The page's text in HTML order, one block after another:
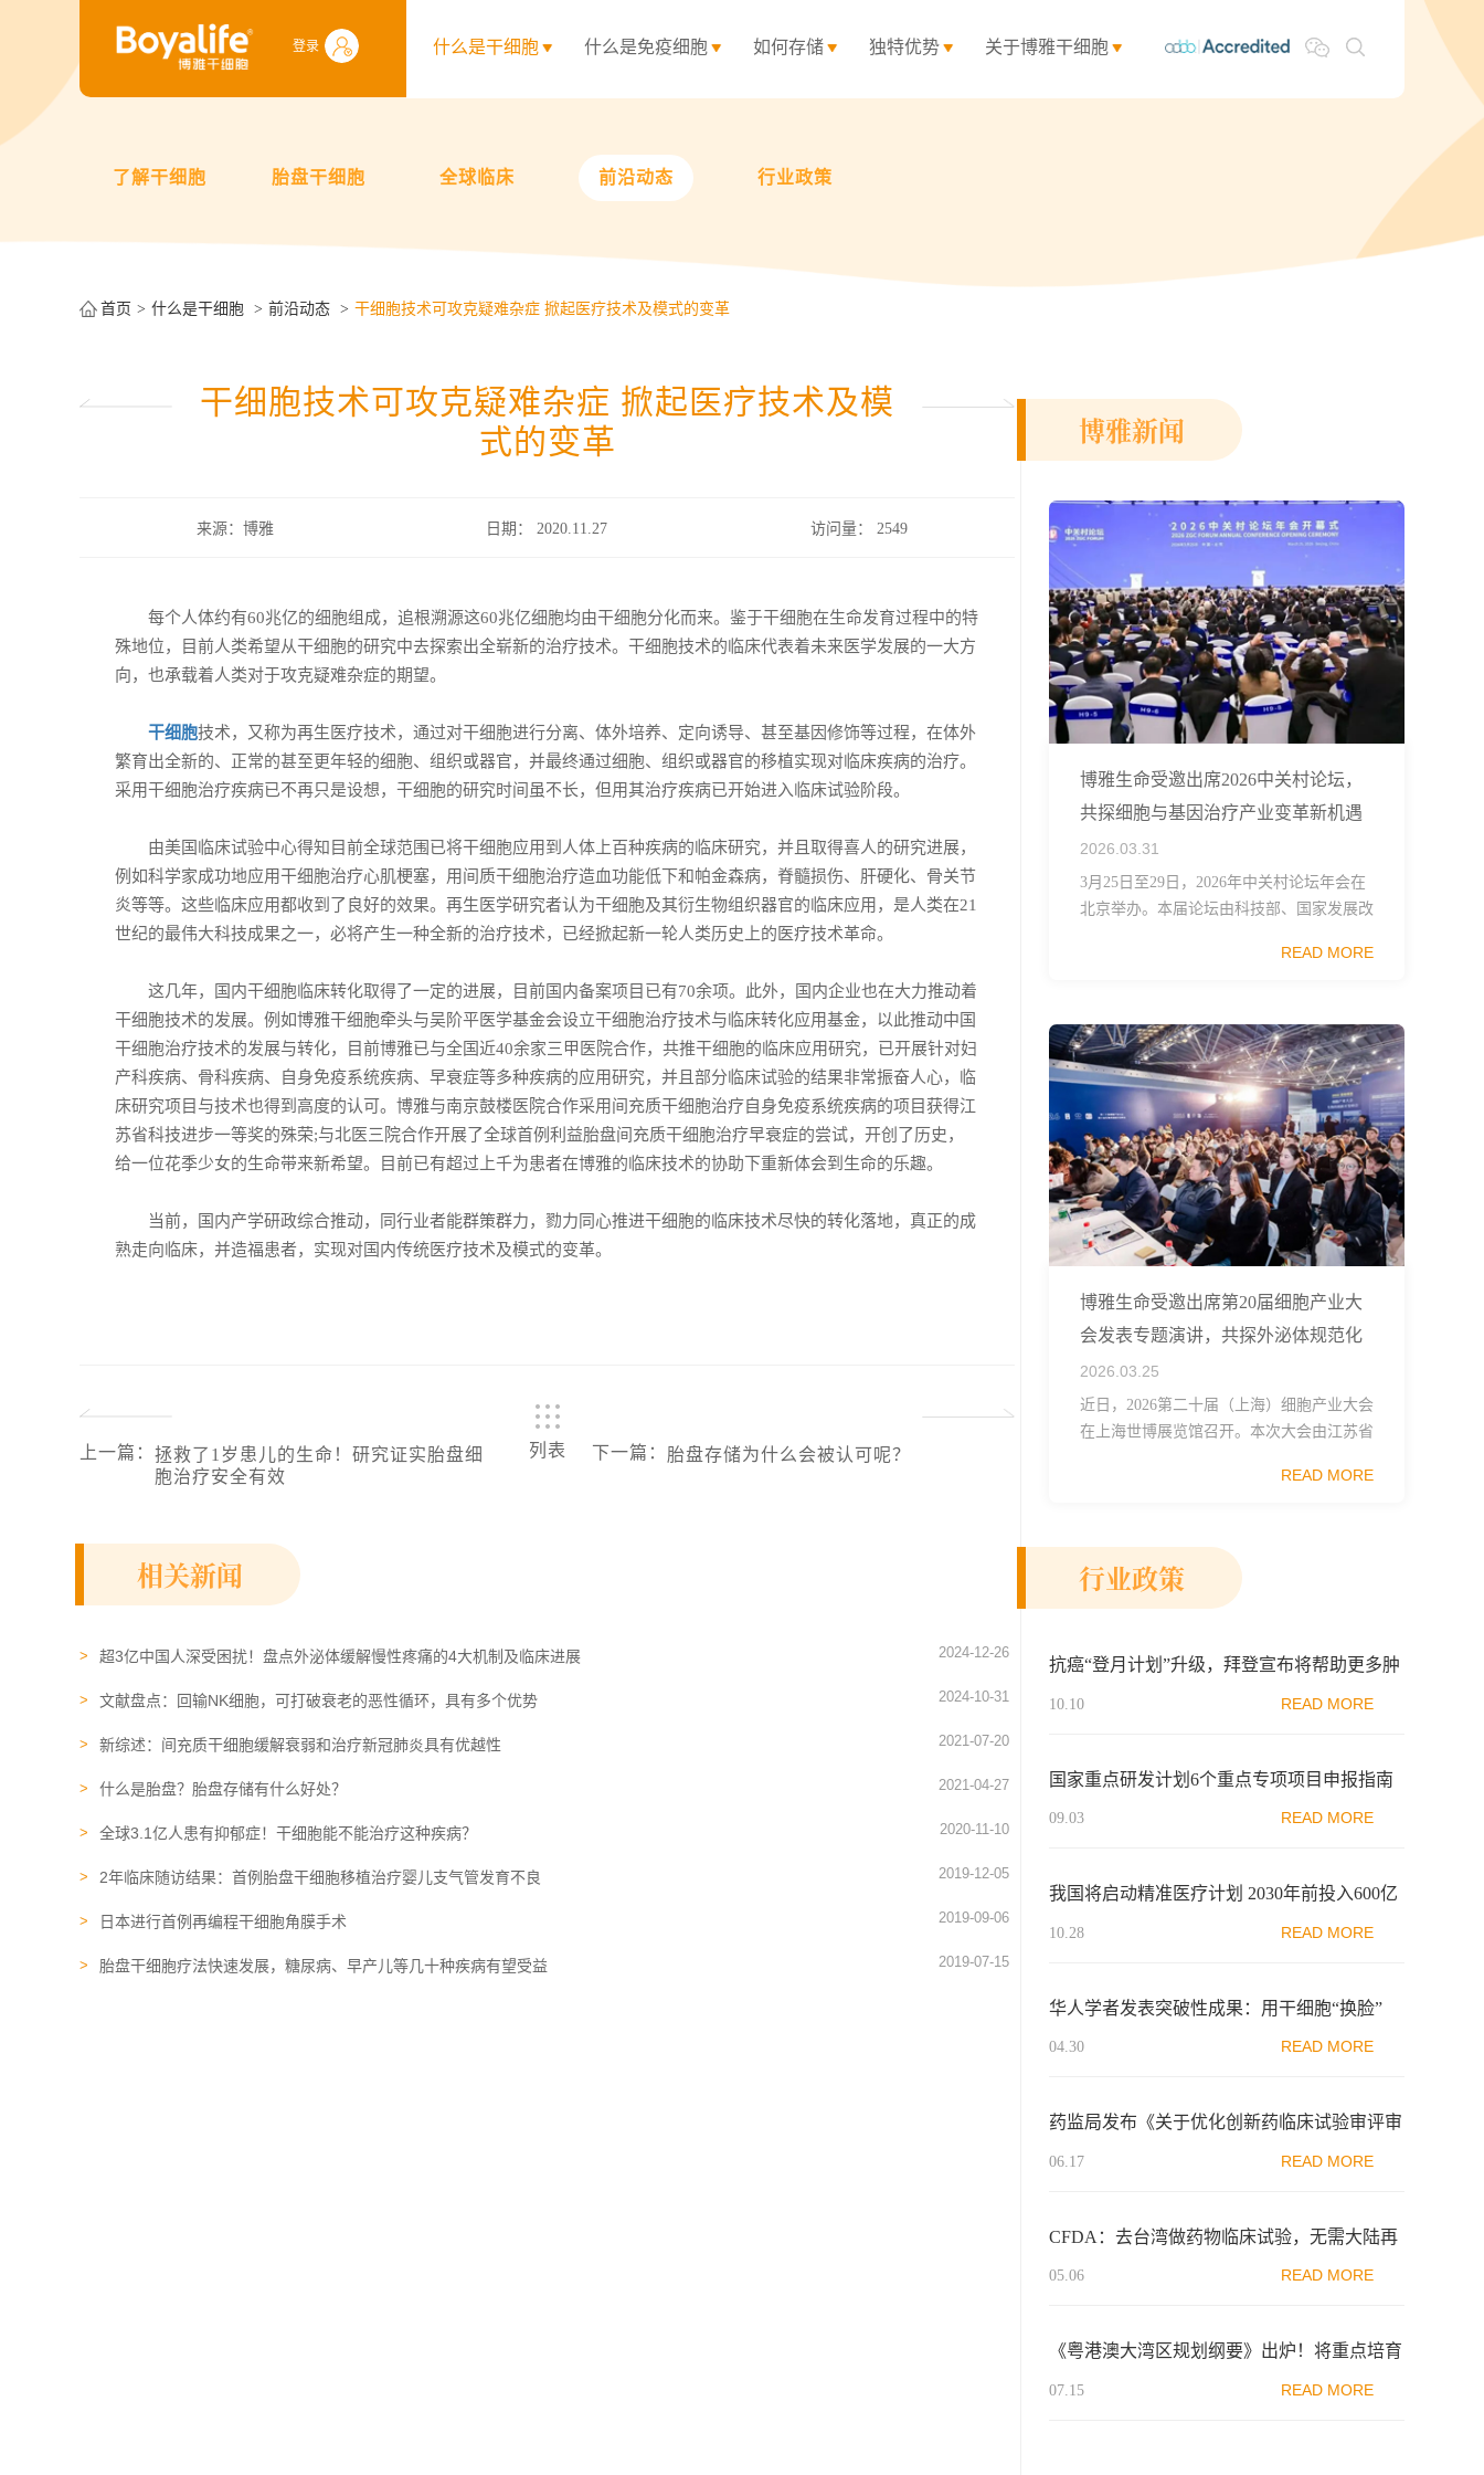
登录 什么是干细胞 什么是免疫细胞 如何存储 独特优势 关于博雅干细胞
了解干细胞 胎盘干细胞 全球临床 前沿动态 行业政策
首页 什么是干细胞 前沿动态 干细胞技术可攻克疑难杂症 掀起医疗技术及模式的变革
干细胞技术可攻克疑难杂症 掀起医疗技术及模
式的变革
来源：博雅 日期： 2020.11.27 访问量： 2549
每个人体约有60兆亿的细胞组成，追根溯源这60兆亿细胞均由干细胞分化而来。鉴于干细胞在生命发育过程中的特
殊地位，目前人类希望从干细胞的研究中去探索出全崭新的治疗技术。干细胞技术的临床代表着未来医学发展的一大方
向，也承载着人类对于攻克疑难杂症的期望。
干细胞技术，又称为再生医疗技术，通过对干细胞进行分离、体外培养、定向诱导、甚至基因修饰等过程，在体外
繁育出全新的、正常的甚至更年轻的细胞、组织或器官，并最终通过细胞、组织或器官的移植实现对临床疾病的治疗。
采用干细胞治疗疾病已不再只是设想，干细胞的研究时间虽不长，但用其治疗疾病已开始进入临床试验阶段。
由美国临床试验中心得知目前全球范围已将干细胞应用到人体上百种疾病的临床研究，并且取得喜人的研究进展，
例如科学家成功地应用干细胞治疗心肌梗塞，用间质干细胞治疗造血功能低下和帕金森病，脊髓损伤、肝硬化、骨关节
炎等等。这些临床应用都收到了良好的效果。再生医学研究者认为干细胞及其衍生物组织器官的临床应用，是人类在21
世纪的最伟大科技成果之一，必将产生一种全新的治疗技术，已经掀起新一轮人类历史上的医疗技术革命。
这几年，国内干细胞临床转化取得了一定的进展，目前国内备案项目已有70余项。此外，国内企业也在大力推动着
干细胞技术的发展。例如博雅干细胞牵头与吴阶平医学基金会设立干细胞治疗技术与临床转化应用基金，以此推动中国
干细胞治疗技术的发展与转化，目前博雅已与全国近40余家三甲医院合作，共推干细胞的临床应用研究，已开展针对妇
产科疾病、骨科疾病、自身免疫系统疾病、早衰症等多种疾病的应用研究，并且部分临床试验的结果非常振奋人心，临
床研究项目与技术也得到高度的认可。博雅与南京鼓楼医院合作采用间充质干细胞治疗自身免疫系统疾病的项目获得江
苏省科技进步一等奖的殊荣;与北医三院合作开展了全球首例利益胎盘间充质干细胞治疗早衰症的尝试，开创了历史，
给一位花季少女的生命带来新希望。目前已有超过上千为患者在博雅的临床技术的协助下重新体会到生命的乐趣。
当前，国内产学研政综合推动，同行业者能群策群力，勠力同心推进干细胞的临床技术尽快的转化落地，真正的成
熟走向临床，并造福患者，实现对国内传统医疗技术及模式的变革。
上一篇 ： 拯救了1岁患儿的生命！研究证实胎盘细
胞治疗安全有效
列表 下一篇 ： 胎盘存储为什么会被认可呢？
相关新闻
超3亿中国人深受困扰！盘点外泌体缓解慢性疼痛的4大机制及临床进展 2024-12-26
文献盘点：回输NK细胞，可打破衰老的恶性循环，具有多个优势 2024-10-31
新综述：间充质干细胞缓解衰弱和治疗新冠肺炎具有优越性 2021-07-20
什么是胎盘？胎盘存储有什么好处？ 2021-04-27
全球3.1亿人患有抑郁症！干细胞能不能治疗这种疾病？ 2020-11-10
2年临床随访结果：首例胎盘干细胞移植治疗婴儿支气管发育不良 2019-12-05
日本进行首例再编程干细胞角膜手术 2019-09-06
胎盘干细胞疗法快速发展，糖尿病、早产儿等几十种疾病有望受益 2019-07-15
博雅新闻
博雅生命受邀出席2026中关村论坛，
共探细胞与基因治疗产业变革新机遇
2026.03.31
3月25日至29日，2026年中关村论坛年会在
北京举办。本届论坛由科技部、国家发展改
国科学院、中国工程院、中国科协和北京市
READ MORE
博雅生命受邀出席第20届细胞产业大
会发表专题演讲，共探外泌体规范化
发展
2026.03.25
近日，2026第二十届（上海）细胞产业大会
在上海世博展览馆召开。本次大会由江苏省
促进会细胞医药分会、武汉东湖国家自主创
READ MORE
行业政策
抗癌“登月计划”升级，拜登宣布将帮助更多肿
瘤患者参与临床试验
10.10 READ MORE
国家重点研发计划6个重点专项项目申报指南
发布，包含“干细胞研究与器官修复”项目
09.03 READ MORE
我国将启动精准医疗计划 2030年前投入600亿
10.28 READ MORE
华人学者发表突破性成果：用干细胞“换脸”
04.30 READ MORE
药监局发布《关于优化创新药临床试验审评审
批有关事项的公告（征求意见稿）》
06.17 READ MORE
CFDA：去台湾做药物临床试验，无需大陆再
重复
05.06 READ MORE
《粤港澳大湾区规划纲要》出炉！将重点培育
5G、生物医药等战略性新兴行业
07.15 READ MORE